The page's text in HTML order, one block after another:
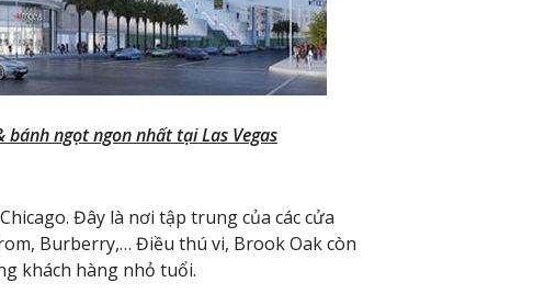
ngọt ngon nhất tại Las Vegas
Đây là nơi tập trung của các cửa
Burberry,… Điều thú vi, Brook Oak còn
khách hàng nhỏ tuổi.